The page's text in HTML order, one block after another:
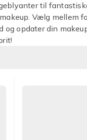
til
Vælg mellem
og opdater din